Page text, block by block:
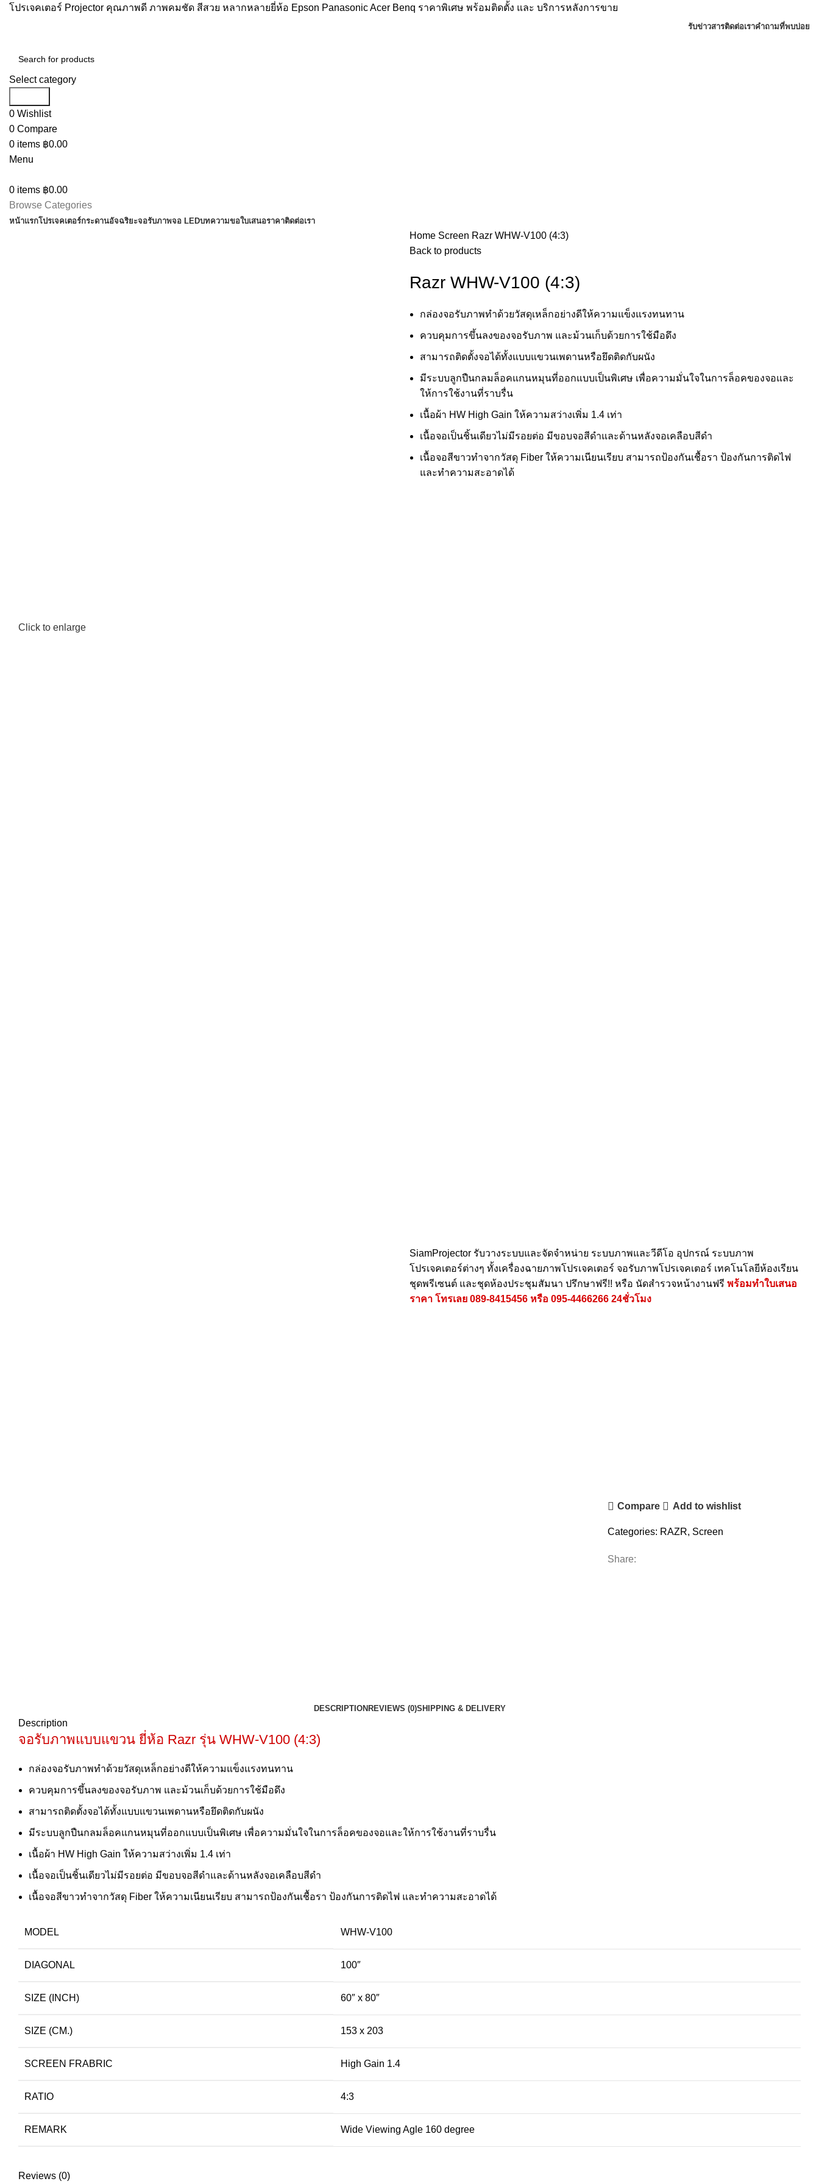
โปรเจคเตอร์ Projector คุณภาพดี ภาพคมชัด สีสวย หลากหลายยี่ห้อ Epson Panasonic Acer Benq ราคาพิเศษ พร้อมติดตั้ง และ บริการหลังการขาย
รับข่าวสารติดต่อเราคำถามที่พบบ่อย
Select category
0 Wishlist
0 Compare
0 items ฿0.00
Menu
0 items ฿0.00
Browse Categories
หน้าแรกโปรเจคเตอร์กระดานอัจฉริยะจอรับภาพจอ LEDบทความขอใบเสนอราคาติดต่อเรา
Click to enlarge
Home Screen Razr WHW-V100 (4:3)
Back to products
Razr WHW-V100 (4:3)
กล่องจอรับภาพทำด้วยวัสดุเหล็กอย่างดีให้ความแข็งแรงทนทาน
ควบคุมการขึ้นลงของจอรับภาพ และม้วนเก็บด้วยการใช้มือดึง
สามารถติดตั้งจอได้ทั้งแบบแขวนเพดานหรือยึดติดกับผนัง
มีระบบลูกปืนกลมล็อคแกนหมุนที่ออกแบบเป็นพิเศษ เพื่อความมั่นใจในการล็อคของจอและ
ให้การใช้งานที่ราบรื่น
เนื้อผ้า HW High Gain ให้ความสว่างเพิ่ม 1.4 เท่า
เนื้อจอเป็นชิ้นเดียวไม่มีรอยต่อ มีขอบจอสีดำและด้านหลังจอเคลือบสีดำ
เนื้อจอสีขาวทำจากวัสดุ Fiber ให้ความเนียนเรียบ สามารถป้องกันเชื้อรา ป้องกันการติดไฟ
และทำความสะอาดได้
SiamProjector รับวางระบบและจัดจำหน่าย ระบบภาพและวีดีโอ อุปกรณ์ ระบบภาพ
โปรเจคเตอร์ต่างๆ ทั้งเครื่องฉายภาพโปรเจคเตอร์ จอรับภาพโปรเจคเตอร์ เทคโนโลยีห้องเรียน
ชุดพรีเซนต์ และชุดห้องประชุมสัมนา ปรึกษาฟรี!! หรือ นัดสำรวจหน้างานฟรี พร้อมทำใบเสนอ
ราคา โทรเลย 089-8415456 หรือ 095-4466266 24ชั่วโมง
Compare Add to wishlist
Categories: RAZR, Screen
Share:
DESCRIPTIONREVIEWS (0)SHIPPING & DELIVERY
Description
จอรับภาพแบบแขวน ยี่ห้อ Razr รุ่น WHW-V100 (4:3)
กล่องจอรับภาพทำด้วยวัสดุเหล็กอย่างดีให้ความแข็งแรงทนทาน
ควบคุมการขึ้นลงของจอรับภาพ และม้วนเก็บด้วยการใช้มือดึง
สามารถติดตั้งจอได้ทั้งแบบแขวนเพดานหรือยึดติดกับผนัง
มีระบบลูกปืนกลมล็อคแกนหมุนที่ออกแบบเป็นพิเศษ เพื่อความมั่นใจในการล็อคของจอและให้การใช้งานที่ราบรื่น
เนื้อผ้า HW High Gain ให้ความสว่างเพิ่ม 1.4 เท่า
เนื้อจอเป็นชิ้นเดียวไม่มีรอยต่อ มีขอบจอสีดำและด้านหลังจอเคลือบสีดำ
เนื้อจอสีขาวทำจากวัสดุ Fiber ให้ความเนียนเรียบ สามารถป้องกันเชื้อรา ป้องกันการติดไฟ และทำความสะอาดได้
MODEL WHW-V100
DIAGONAL 100″
SIZE (INCH) 60″ x 80″
SIZE (CM.) 153 x 203
SCREEN FRABRIC High Gain 1.4
RATIO 4:3
REMARK Wide Viewing Agle 160 degree
Reviews (0)